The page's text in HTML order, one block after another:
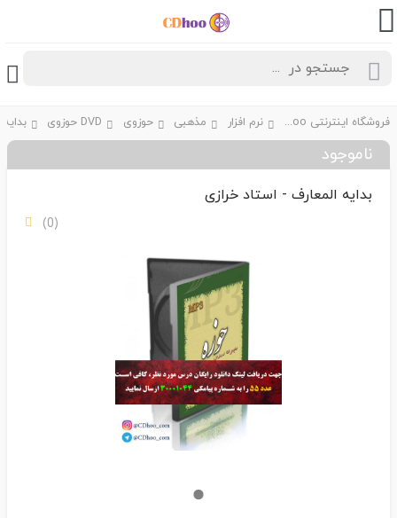
فروشگاه اینترنتی CDhoo نرم افزار مذهبی حوزوی DVD حوزوی
ناموجود
بدایه المعارف - استاد خرازی
(0)